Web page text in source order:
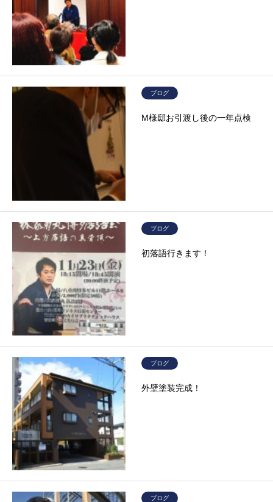
ブログ
M様邸お引渡し後の一年点検
ブログ
初落語行きます！
ブログ
外壁塗装完成！
ブログ